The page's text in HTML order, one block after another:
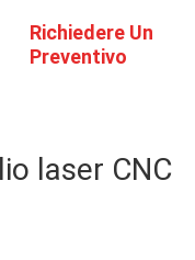
Richiedere Un
Preventivo
laser CNC